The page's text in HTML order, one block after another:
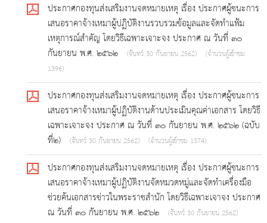
ประกาศกองทุนส่งเสริมงานจดหมายเหตุ เรื่อง ประกาศผู้ชนะการ
เสนอราคาจ้างเหมาผู้ปฏิบัติงานรวบรวมข้อมูลและจัดทำแฟ้ม
เหตุการณ์สำคัญ โดยวิธีเฉพาะเจาะจง ประกาศ ณ วันที่ ๓๐
กันยายน พ.ศ. ๒๕๖๒
(จันทร์ 30 กันยายน 2562)
(จำนวนผู้เข้าชม
1396)
ประกาศกองทุนส่งเสริมงานจดหมายเหตุ เรื่อง ประกาศผู้ชนะการ
เสนอราคาจ้างเหมาผู้ปฏิบัติงานด้านประเมินคุณค่าเอกสาร โดยวิธี
เฉพาะเจาะจง ประกาศ ณ วันที่ ๓๐ กันยายน พ.ศ. ๒๕๖๒ (ฉบับ
ที่๒)
(จันทร์ 30 กันยายน 2562) (จำนวนผู้เข้าชม 1374)
ประกาศกองทุนส่งเสริมงานจดหมายเหตุ เรื่อง ประกาศผู้ชนะการ
เสนอราคาจ้างเหมาผู้ปฏิบัติงานจัดหมวดหมู่และจัดทำเครื่องมือ
ช่วยค้นเอกสารข่าวในพระราชสำนัก โดยวิธีเฉพาะเจาจง ประกาศ
ณ วันที่ ๓๐ กันยายน พ.ศ. ๒๕๖๒
(จันทร์ 30 กันยายน 2562)